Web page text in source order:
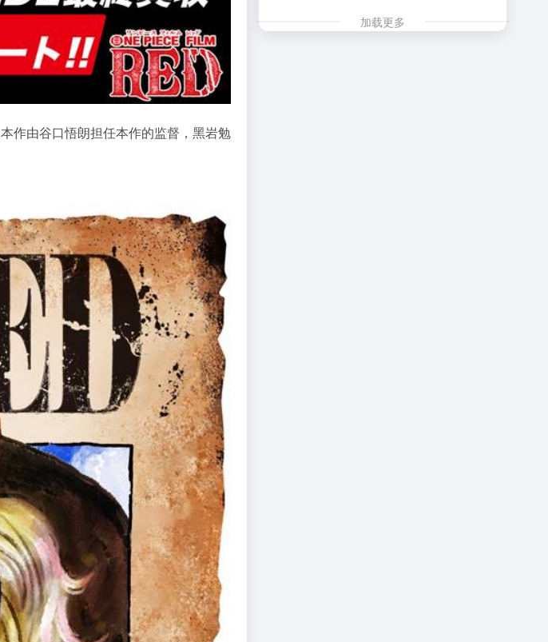
作由谷口悟朗担任本作的监督，黑岩勉
加载更多